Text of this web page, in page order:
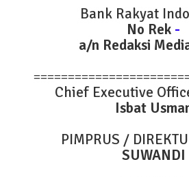
Bank Rakyat
No Rek -
a/n Redaksi
Chief Executive
Isbat
PIMPRUS /
SUWANDI